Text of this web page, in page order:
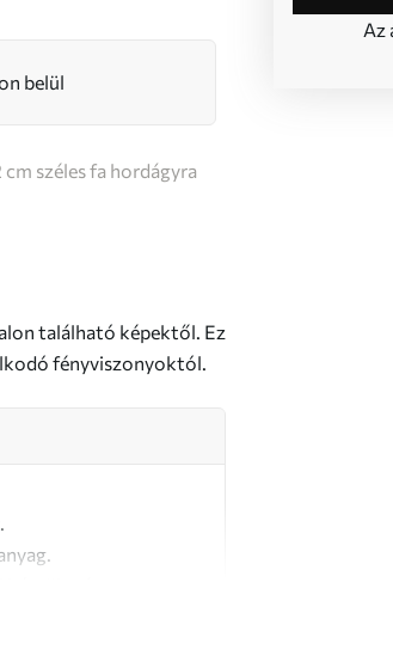
Az
belül
széles fa hordágyra
található képektől. Ez
fényviszonyoktól.